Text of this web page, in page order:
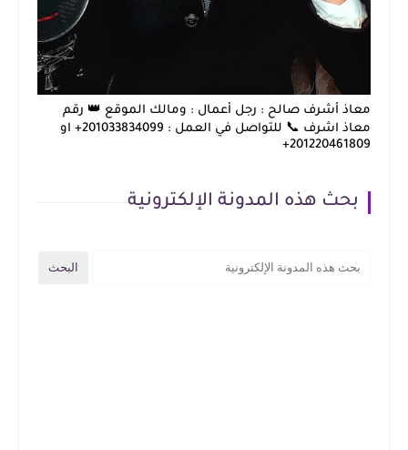
معاذ أشرف صالح : رجل أعمال : ومالك الموقع 👑 رقم
معاذ اشرف 📞 للتواصل في العمل : 201033834099+ او
201220461809+
بحث هذه المدونة الإلكترونية